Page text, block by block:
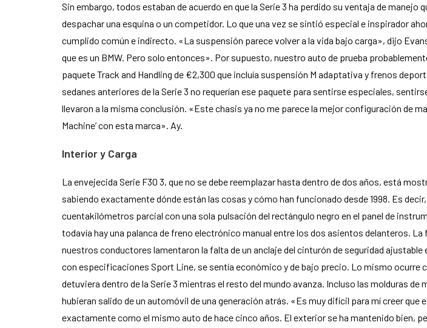
Sin embargo, todos estaban de acuerdo en que la Serie 3 ha perdido su ventaja de
despachar una esquina o un competidor. Lo que una vez se sintió especial e inspirador
cumplido común e indirecto. «La suspensión parece volver a la vida bajo carga», dijo
que es un BMW. Pero solo entonces». Por supuesto, nuestro auto de prueba
paquete Track and Handling de €2,300 que incluía suspensión M adaptativa y frenos
sedanes anteriores de la Serie 3 no requerían ese paquete para sentirse especiales,
llevaron a la misma conclusión. «Este chasis ya no me parece la mejor configuración de
Machine’ con esta marca». Ay.
Interior y Carga
La envejecida Serie F30 3, que no se debe reemplazar hasta dentro de dos años, está
sabiendo exactamente dónde están las cosas y cómo han funcionado desde 1998. Es
cuentakilómetros parcial con una sola pulsación del rectángulo negro en el panel de
todavía hay una palanca de freno electrónico manual entre los dos asientos delanteros.
nuestros conductores lamentaron la falta de un anclaje del cinturón de seguridad
con especificaciones Sport Line, se sentía económico y de bajo precio. Lo mismo ocurre
detuviera dentro de la Serie 3 mientras el resto del mundo avanza. Incluso las molduras
hubieran salido de un automóvil de una generación atrás. «Es muy difícil para mí creer
exactamente como el mismo auto de hace cinco años. El exterior se ha mantenido bien,